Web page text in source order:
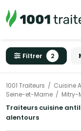
Filtrer 2
1001 Traiteurs Cuisine
Seine-et-Marne
Mitry-
Traiteurs cuisine
alentours